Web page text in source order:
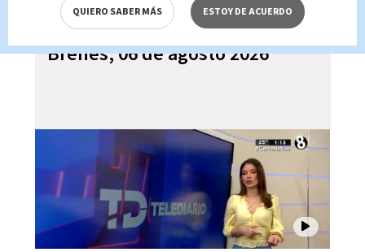
Telediario En Directo con Paula
Brenes, 06 de agosto 2026
QUIERO SABER MÁS ESTOY DE ACUERDO